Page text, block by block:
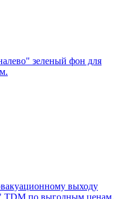
зеленый фон для
выходу
TDM по выгодным ценам.